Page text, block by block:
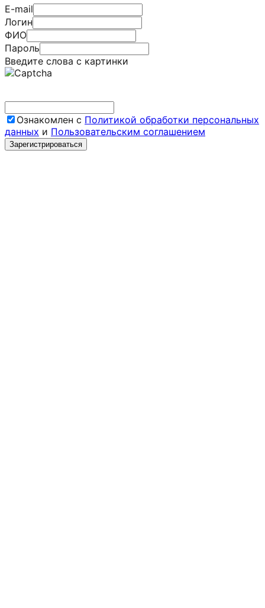
E-mail
Логин
ФИО
Пароль
Введите слова с картинки
Ознакомлен с Политикой обработки персональных
данных и Пользовательским соглашением